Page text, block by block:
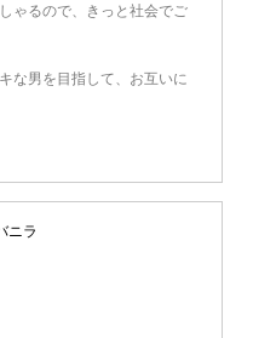
ゃるので、きっと社会でご
な男を目指して、お互いに
ニラ